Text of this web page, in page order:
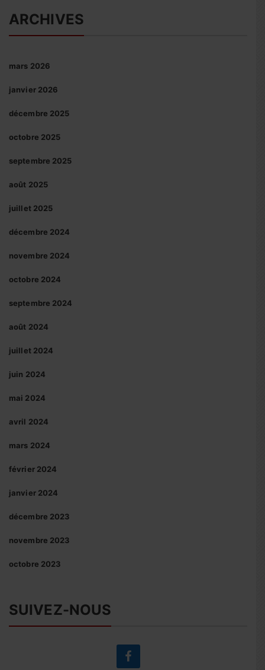
ARCHIVES
mars 2026
janvier 2026
décembre 2025
octobre 2025
septembre 2025
août 2025
juillet 2025
décembre 2024
novembre 2024
octobre 2024
septembre 2024
août 2024
juillet 2024
juin 2024
mai 2024
avril 2024
mars 2024
février 2024
janvier 2024
décembre 2023
novembre 2023
octobre 2023
SUIVEZ-NOUS